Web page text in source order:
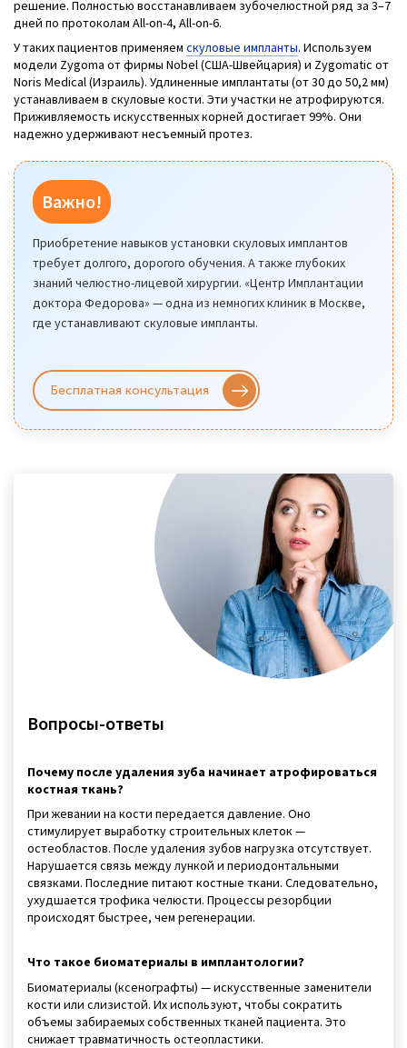
решение. Полностью восстанавливаем зубочелюстной ряд за 3–7
дней по протоколам All-on-4, All-on-6.
У таких пациентов применяем скуловые импланты. Используем
модели Zygoma от фирмы Nobel (США-Швейцария) и Zygomatic от
Noris Medical (Израиль). Удлиненные имплантаты (от 30 до 50,2 мм)
устанавливаем в скуловые кости. Эти участки не атрофируются.
Приживляемость искусственных корней достигает 99%. Они
надежно удерживают несъемный протез.
Важно!
Приобретение навыков установки скуловых имплантов
требует долгого, дорогого обучения. А также глубоких
знаний челюстно-лицевой хирургии. «Центр Имплантации
доктора Федорова» — одна из немногих клиник в Москве,
где устанавливают скуловые импланты.
Бесплатная консультация
Вопросы-ответы
Почему после удаления зуба начинает атрофироваться
костная ткань?
При жевании на кости передается давление. Оно
стимулирует выработку строительных клеток —
остеобластов. После удаления зубов нагрузка отсутствует.
Нарушается связь между лункой и периодонтальными
связками. Последние питают костные ткани. Следовательно,
ухудшается трофика челюсти. Процессы резорбции
происходят быстрее, чем регенерации.
Что такое биоматериалы в имплантологии?
Биоматериалы (ксенографты) — искусственные заменители
кости или слизистой. Их используют, чтобы сократить
объемы забираемых собственных тканей пациента. Это
снижает травматичность остеопластики.